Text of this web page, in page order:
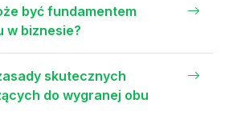
być fundamentem
w biznesie?
skutecznych
do wygranej obu